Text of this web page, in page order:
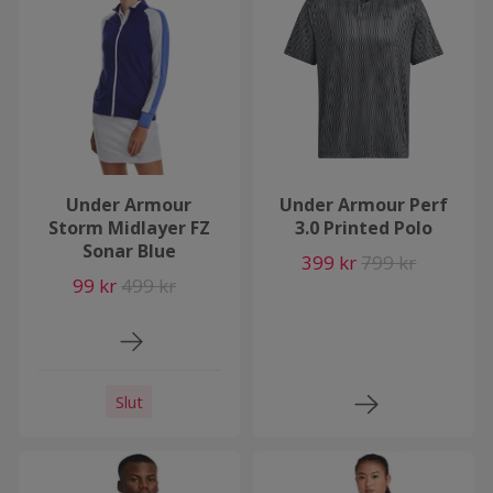
Under Armour
Storm Midlayer FZ
Sonar Blue
99 kr499 kr
Slut
Under Armour Perf
3.0 Printed Polo
399 kr 799 kr